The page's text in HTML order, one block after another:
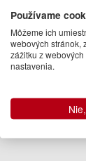
Používame
Môžeme ich
webových stránok,
zážitku z
nastavenia.